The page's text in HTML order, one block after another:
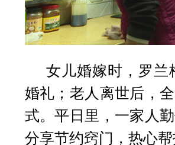
女儿婚嫁时，罗兰
婚礼；老人离世后，
式。平日里，一家人
分享节约窍门，热心